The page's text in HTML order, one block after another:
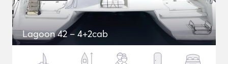
Lagoon 42 – 4+2cab